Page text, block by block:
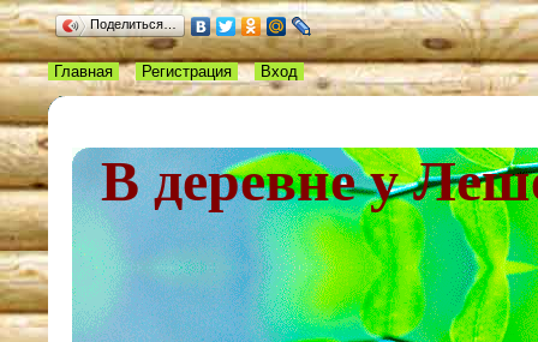
Поделиться…
В деревне у
Главная Регистрация Вход